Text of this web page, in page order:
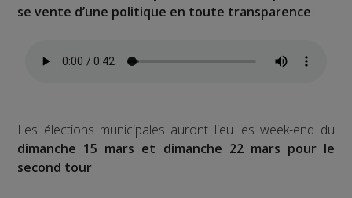
se vente d’une politique en toute transparence.
Les élections municipales auront lieu les week-end du
dimanche 15 mars et dimanche 22 mars pour le
second tour.